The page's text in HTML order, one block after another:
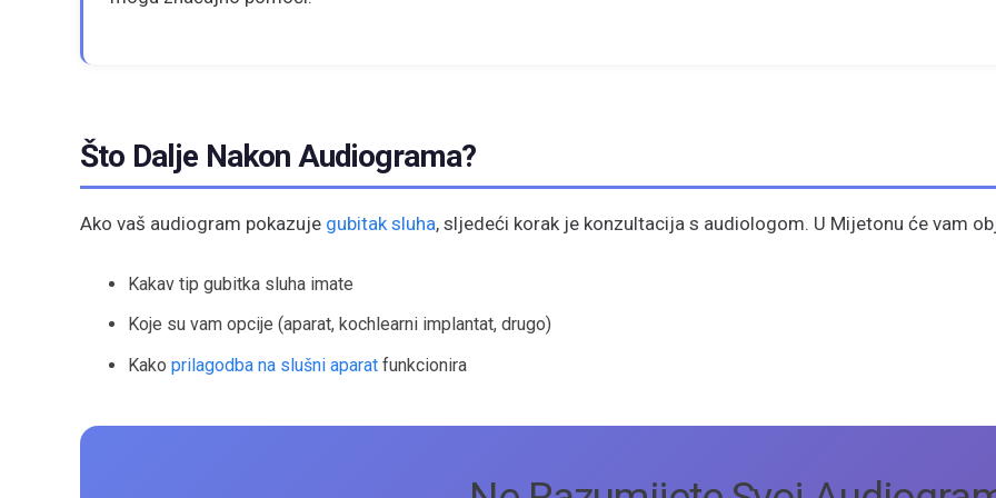
Što Dalje Nakon Audiograma?
Ako vaš audiogram pokazuje gubitak sluha, sljedeći korak je konzultacija s audiologom. U Mijetonu će vam
Kakav tip gubitka sluha imate
Koje su vam opcije (aparat, kochlearni implantat, drugo)
Kako prilagodba na slušni aparatfunkcionira